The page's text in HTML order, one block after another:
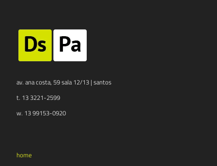
av. ana costa, 59 sala 12/13 | santos
t. 13 3221-2599
w. 13 99153-0920
home